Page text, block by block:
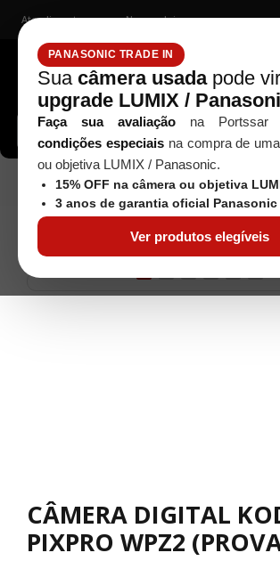
PANASONIC TRADE IN
Sua câmera usadapode
upgrade LUMIX /
Faça sua avaliação na
condições especiaisna compra de
ou objetiva LUMIX / Panasonic.
15% OFF na câmera ou objetiva
3 anos de garantia oficial Panasonic
Ver produtos elegíveis
Atendimento Nossas lojas
Buscar câmeras, lentes, acessórios...
Câmeras Kodak
CÂMERA DIGITAL
(PROVA D'AGUA) - AZUL
CÂMERA DIGITAL
PIXPRO WPZ2